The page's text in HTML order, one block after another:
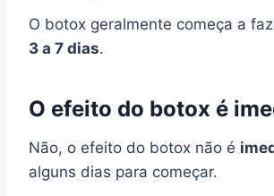
O botox geralmente começa a
3 a 7 dias.
O efeito do botox é
Não, o efeito do botox não é
alguns dias para começar.